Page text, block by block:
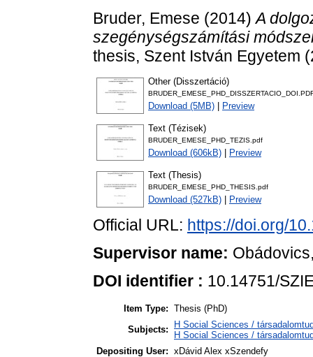
Bruder, Emese (2014)A
szegénységszámítási
thesis, Szent István Egyetem
Other (Disszertáció)
Download (5MB) Preview
Text (Tézisek)
BRUDER_EMESE_PHD_TEZIS.pdf
Download (606kB) Preview
Text (Thesis)
BRUDER_EMESE_PHD_THESIS.pdf
Download (527kB) Preview
Official URL: https://doi.org/
Supervisor name:
DOI identifier : 10.14751/
Item Type: Thesis (PhD)
Subjects:
H Social Sciences /
H Social Sciences /
Depositing User: xDávid Alex xSzendefy